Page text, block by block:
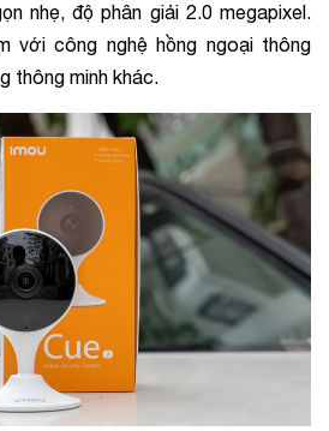
nhẹ, độ phân giải 2.0 megapixel.
với công nghệ hồng ngoại thông
thông minh khác.